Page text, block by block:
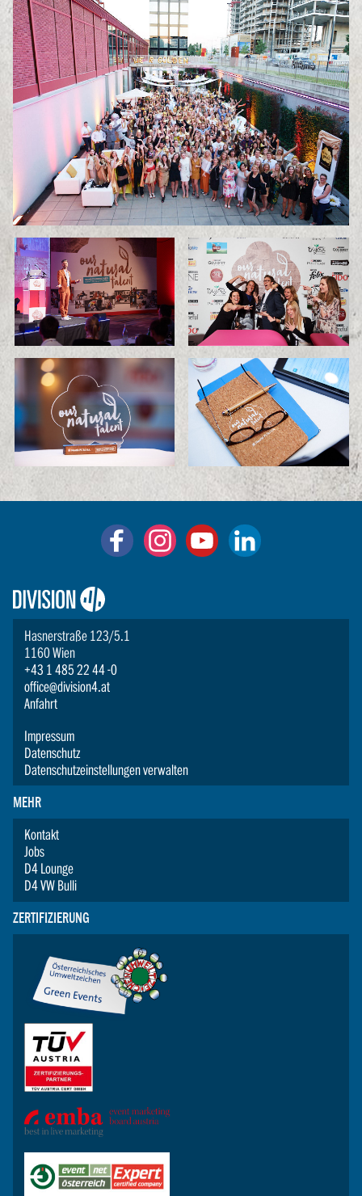
Logo:
Division4
Hasnerstraße 123/5.1
1160 Wien
+43 1 485 22 44 -0
office@division4.at
Anfahrt
Impressum
Datenschutz
Datenschutzeinstellungen verwalten
MEHR
Kontakt
Jobs
D4 Lounge
D4 VW Bulli
ZERTIFIZIERUNG